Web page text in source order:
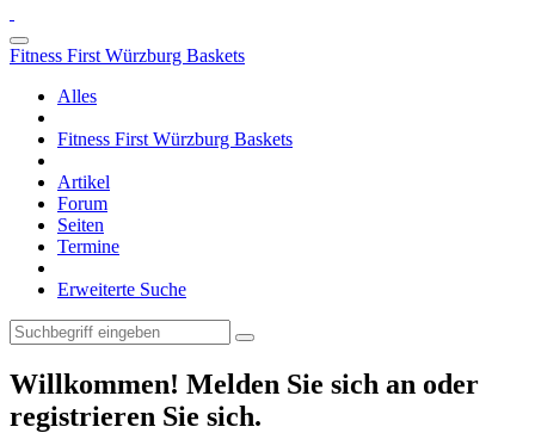
Fitness First Würzburg Baskets
Alles
Fitness First Würzburg Baskets
Artikel
Forum
Seiten
Termine
Erweiterte Suche
Willkommen! Melden Sie sich an oder
registrieren Sie sich.